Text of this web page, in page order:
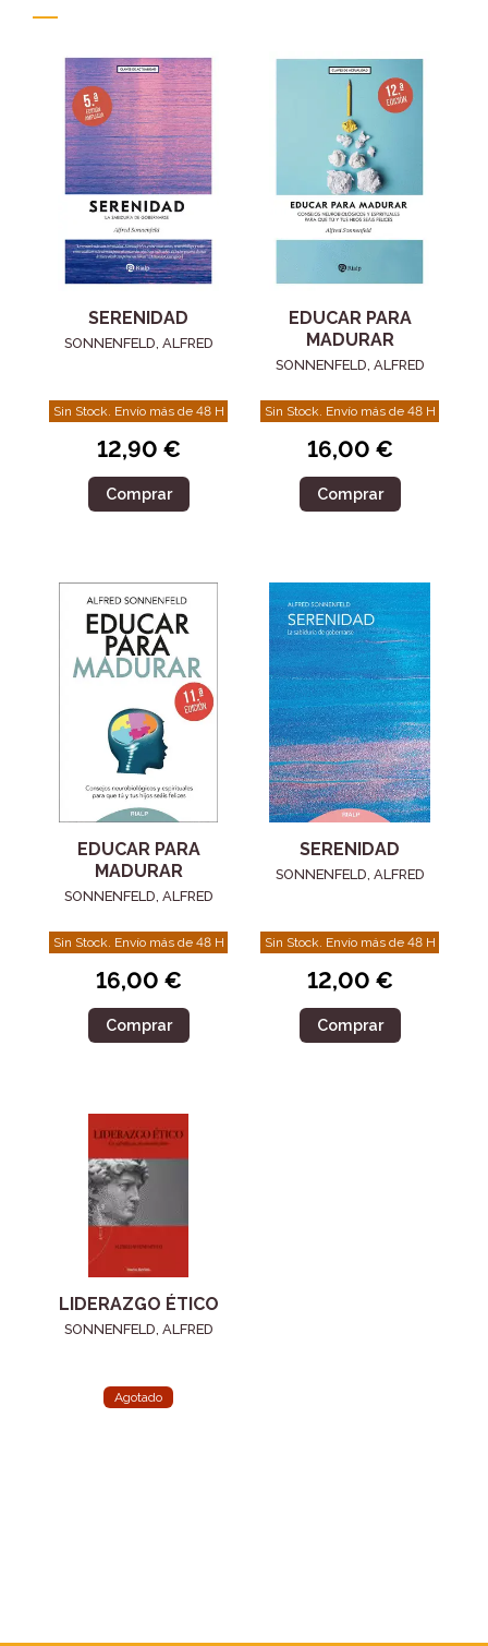
SERENIDAD
SONNENFELD, ALFRED
Sin Stock. Envío más de 48 H
12,90 €
Comprar
EDUCAR PARA
MADURAR
SONNENFELD, ALFRED
Sin Stock. Envío más de 48 H
16,00 €
Comprar
EDUCAR PARA
MADURAR
SONNENFELD, ALFRED
Sin Stock. Envío más de 48 H
16,00 €
Comprar
SERENIDAD
SONNENFELD, ALFRED
Sin Stock. Envío más de 48 H
12,00 €
Comprar
LIDERAZGO ÉTICO
SONNENFELD, ALFRED
Agotado